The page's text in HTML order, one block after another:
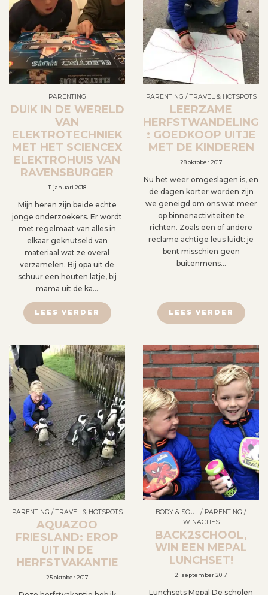
PARENTING
DUIK IN DE WERELD
VAN
ELEKTROTECHNIEK
MET HET SCIENCEX
ELEKTROHUIS VAN
RAVENSBURGER
11 januari 2018
Mijn heren zijn beide echte
jonge onderzoekers. Er wordt
met regelmaat van alles in
elkaar geknutseld van
materiaal wat ze overal
verzamelen. Bij opa uit de
schuur een houten latje, bij
mama uit de ka…
LEES VERDER
PARENTING /TRAVEL & HOTSPOTS
LEERZAME
HERFSTWANDELING
: GOEDKOOP UITJE
MET DE KINDEREN
28 oktober 2017
Nu het weer omgeslagen is, en
de dagen korter worden zijn
we geneigd om ons wat meer
op binnenactiviteiten te
richten. Zoals een of andere
reclame achtige leus luidt: je
bent misschien geen
buitenmens…
LEES VERDER
PARENTING /TRAVEL & HOTSPOTS
AQUAZOO
FRIESLAND: EROP
UIT IN DE
HERFSTVAKANTIE
25 oktober 2017
BODY & SOUL / PARENTING /
WINACTIES
BACK2SCHOOL,
WIN EEN MEPAL
LUNCHSET!
21 september 2017
Lunchsets Mepal De scholen